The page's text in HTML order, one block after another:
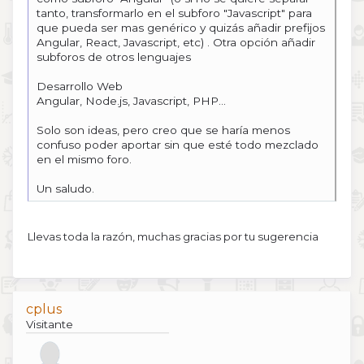
tanto, transformarlo en el subforo "Javascript" para
que pueda ser mas genérico y quizás añadir prefijos
Angular, React, Javascript, etc) . Otra opción añadir
subforos de otros lenguajes
Desarrollo Web
Angular, Node.js, Javascript, PHP...
Solo son ideas, pero creo que se haría menos
confuso poder aportar sin que esté todo mezclado
en el mismo foro.
Un saludo.
Llevas toda la razón, muchas gracias por tu sugerencia
cplus
Visitante